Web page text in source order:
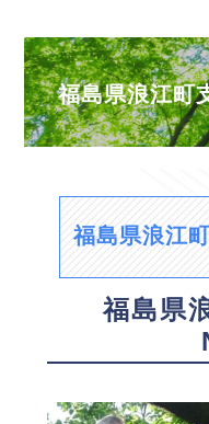
福島県浪江町
福島県浪江
福島県